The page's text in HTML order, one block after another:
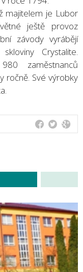
majitelem je Lubor
ještě provoz
závody vyrábějí
Crystalite.
zaměstnanců
ročně. Své výrobky